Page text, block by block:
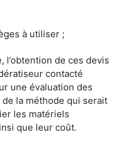
à utiliser ;
l’obtention de ces devis
contacté
une évaluation des
la méthode qui serait
les matériels
que leur coût.